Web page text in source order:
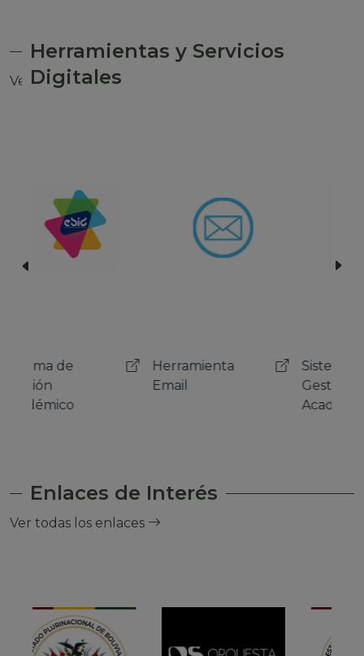
Herramientas y Servicios
Digitales
Ver todas las herramientas
Herramienta
Email
Sistema de
Enlaces de Interés
Ver todas los enlaces